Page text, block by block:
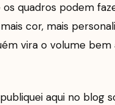
quadros podem
cor, mais
vira o volume
aqui no blog